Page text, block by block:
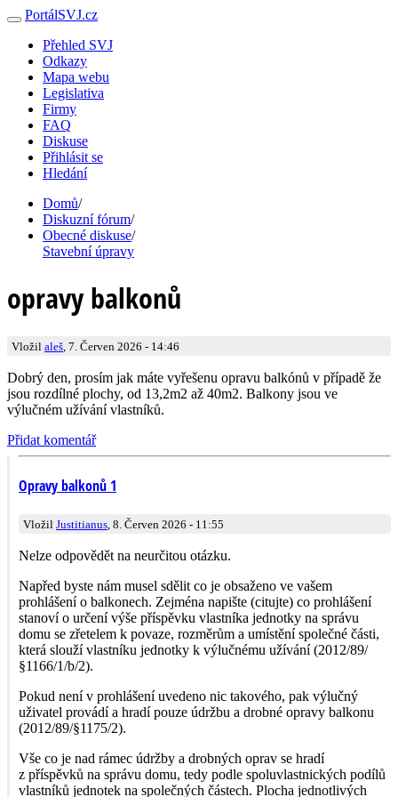
PortálSVJ.cz
Přehled SVJ
Odkazy
Mapa webu
Legislativa
Firmy
FAQ
Diskuse
Přihlásit se
Hledání
Domů/
Diskuzní fórum/
Obecné diskuse/
Stavební úpravy
opravy balkonů
Vložil aleš , 7. Červen 2026 - 14:46
Dobrý den, prosím jak máte vyřešenu opravu balkónů v případě že
jsou rozdílné plochy, od 13,2m2 až 40m2. Balkony jsou ve
výlučném užívání vlastníků.
Přidat komentář
Opravy balkonů 1
Vložil Justitianus, 8. Červen 2026 - 11:55
Nelze odpovědět na neurčitou otázku.
Napřed byste nám musel sdělit co je obsaženo ve vašem
prohlášení o balkonech. Zejména napište (citujte) co prohlášení
stanoví o určení výše příspěvku vlastníka jednotky na správu
domu se zřetelem k povaze, rozměrům a umístění společné části,
která slouží vlastníku jednotky k výlučnému užívání (2012/89/
§116­6/1/b/2).
Pokud není v prohlášení uvedeno nic takového, pak výlučný
uživatel provádí a hradí pouze údržbu a drobné opravy balkonu
(2012/89/§1175/2).
Vše co je nad rámec údržby a drobných oprav se hradí
z příspěvků na správu domu, tedy podle spoluvlastnických podílů
vlastníků jednotek na společných částech. Plocha jednotlivých